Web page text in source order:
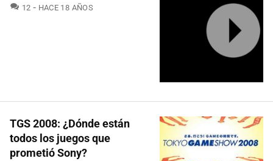
12 COMENTARIOS
HACE 18 AÑOS
TGS 2008: ¿Dónde están
todos los juegos que
prometió Sony?